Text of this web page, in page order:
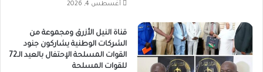
إلى
أغسطس 4, 2026
قناة النيل الأزرق ومجموعة من
الشركات الوطنية يشاركون جنود
القوات المسلحة الإحتفال بالعيد الـ72
للقوات المسلحة